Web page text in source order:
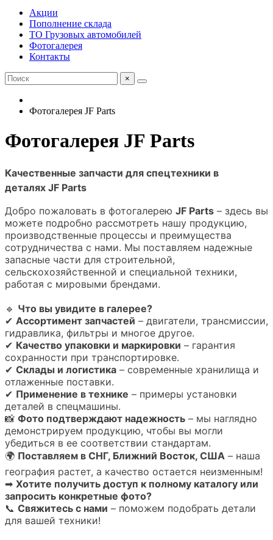
Акции
Пополнение склада
ТО Грузовых автомобилей
Фотогалерея
Контакты
×
Фотогалерея JF Parts
Фотогалерея JF Parts
Качественные запчасти для спецтехники в
деталях JF Parts
Добро пожаловать в фотогалерею JF Parts – здесь вы
можете подробно рассмотреть нашу продукцию,
производственные процессы и преимущества
сотрудничества с нами. Мы поставляем надежные
запасные части для строительной,
сельскохозяйственной и специальной техники,
работая с мировыми брендами.
🔹 Что вы увидите в галерее?
✔ Ассортимент запчастей – двигатели, трансмиссии,
гидравлика, фильтры и многое другое.
✔ Качество упаковки и маркировки – гарантия
сохранности при транспортировке.
✔ Склады и логистика – современные хранилища и
отлаженные поставки.
✔ Применение в технике – примеры установки
деталей в спецмашины.
📸 Фото подтверждают надежность – мы наглядно
демонстрируем продукцию, чтобы вы могли
убедиться в ее соответствии стандартам.
🌍 Поставляем в СНГ, Ближний Восток, США – наша
география растет, а качество остается неизменным!
➡ Хотите получить доступ к полному каталогу или
запросить конкретные фото?
📞 Свяжитесь с нами – поможем подобрать детали
для вашей техники!